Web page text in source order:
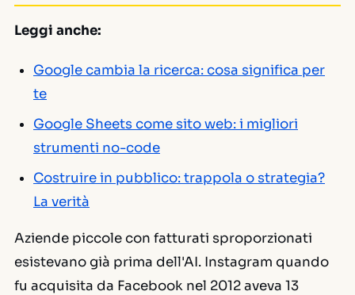
Leggi anche:
Google cambia la ricerca: cosa significa per
te
Google Sheets come sito web: i migliori
strumenti no-code
Costruire in pubblico: trappola o strategia?
La verità
Aziende piccole con fatturati sproporzionati
esistevano già prima dell'AI. Instagram quando
fu acquisita da Facebook nel 2012 aveva 13